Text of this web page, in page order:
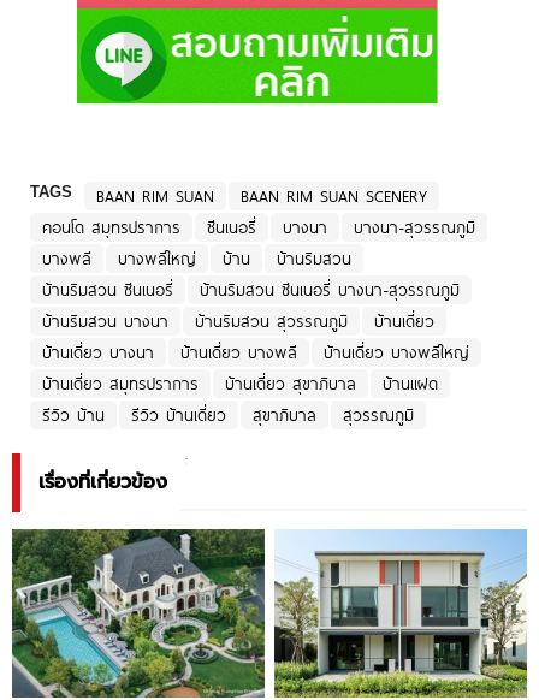
TAGS BAAN RIM SUAN
BAAN RIM SUAN SCENERY
คอนโด สมุทรปราการ
ซีนเนอรี่ บางนา
บางนา-สุวรรณภูมิ
บางพลี
บางพลีใหญ่ บ้าน
บ้านริมสวน
บ้านริมสวน ซีนเนอรี่
บ้านริมสวน ซีนเนอรี่ บางนา-สุวรรณภูมิ
บ้านริมสวน บางนา
บ้านริมสวน สุวรรณภูมิ
บ้านเดี่ยว
บ้านเดี่ยว บางนา
บ้านเดี่ยว บางพลี
บ้านเดี่ยว บางพลีใหญ่
บ้านเดี่ยว สมุทรปราการ
บ้านเดี่ยว สุขาภิบาล
บ้านแฝด
รีวิว บ้าน
รีวิว บ้านเดี่ยว สุขาภิบาล สุวรรณภูมิ
เรื่องที่เกี่ยวข้อง